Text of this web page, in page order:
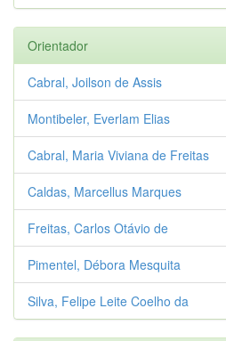
Orientador
Cabral, Joilson de Assis
Montibeler, Everlam Elias
Cabral, Maria Viviana de Freitas
Caldas, Marcellus Marques
Freitas, Carlos Otávio de
Pimentel, Débora Mesquita
Silva, Felipe Leite Coelho da